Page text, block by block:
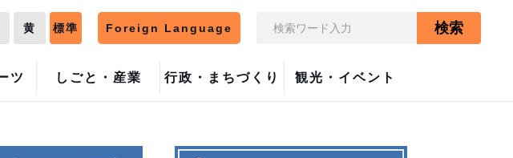
ツ しごと・産業 行政・まちづくり 観光・イベント
黄 標準 Foreign Language 検索